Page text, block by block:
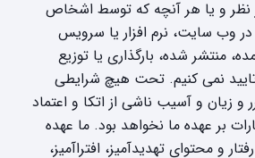
نظر و یا هر آنچه که توسط اشخاص
در وب سایت، نرم افزار یا سرویس
منتشر شده، بارگذاری یا توزیع
نمی کنیم. تحت هیچ شرایطی
زیان و آسیب ناشی از اتکا و اعتماد
بر عهده ما نخواهد بود. ما عهده
و محتوای تهدیدآمیز، افتراآمیز،